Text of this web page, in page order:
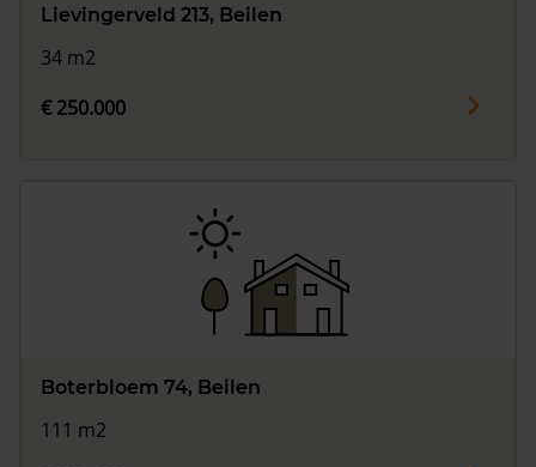
Lievingerveld 213, Beilen
34 m2
€ 250.000
Boterbloem 74, Beilen
111 m2